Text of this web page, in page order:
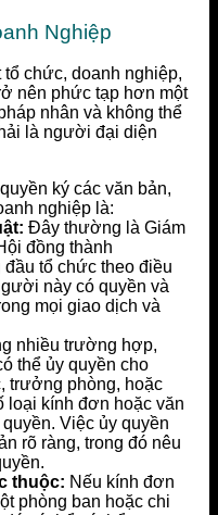
Nghiệp
chức, doanh nghiệp,
nên phức tạp hơn một
nhân và không thể
là người đại diện
ký các văn bản,
nghiệp là:
Đây thường là Giám
đồng thành
tổ chức theo điều
này có quyền và
mọi giao dịch và
nhiều trường hợp,
thể ủy quyền cho
trưởng phòng, hoặc
loại kính đơn hoặc văn
Việc ủy quyền
rõ ràng, trong đó nêu
thuộc: Nếu kính đơn
phòng ban hoặc chi